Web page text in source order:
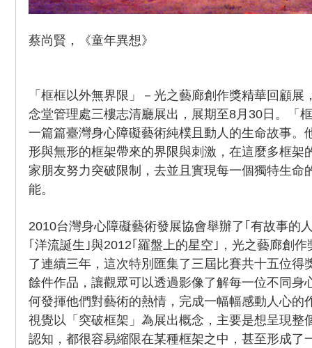
蔡尚賢，《童年異想》
「框框以外無界限」－光之藝廊創作獎精華回顧
念堂管理處三樓志清廳展出，展期至8月30日。「
一篇篇臺灣身心障礙藝術純樸且動人的生命故事。
形與無形的框架帶來的界限與刺激，在這麼多框架
家朋友努力突破限制，去並且實現每一個獨特生命
能。
2010台灣身心障礙藝術發展協會舉辦了｢有故事的
｢洋流誕生｣與2012｢羅盤上的星空｣，光之藝廊創
了連續三年，這次特別匯集了三屆比賽共十五位得
餘件作品，讓觀眾可以透過影像了解每一位不同身
何發揮他們對藝術的熱情，完成一幅幅感動人心的
視覺以「突破框架」為展出概念，主要是想呈現整
認知，都很容易縮限在某種框架之中，甚至形成了